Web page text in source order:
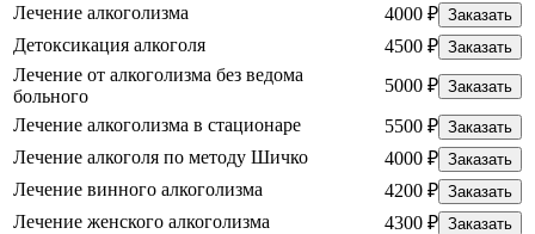
Лечение алкоголизма 4000 ₽ Заказать
Детоксикация алкоголя 4500 ₽ Заказать
Лечение от алкоголизма без ведома
больного
5000 ₽ Заказать
Лечение алкоголизма в стационаре 5500 ₽ Заказать
Лечение алкоголя по методу Шичко 4000 ₽ Заказать
Лечение винного алкоголизма 4200 ₽ Заказать
Лечение женского алкоголизма 4300 ₽ Заказать